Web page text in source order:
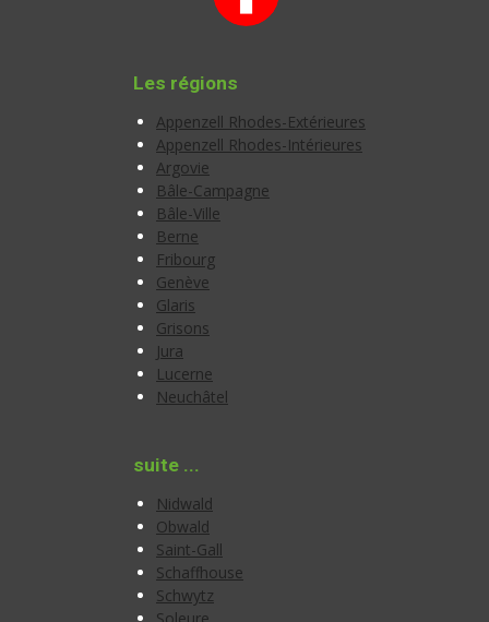
Les régions
Appenzell Rhodes-Extérieures
Appenzell Rhodes-Intérieures
Argovie
Bâle-Campagne
Bâle-Ville
Berne
Fribourg
Genève
Glaris
Grisons
Jura
Lucerne
Neuchâtel
suite ...
Nidwald
Obwald
Saint-Gall
Schaffhouse
Schwytz